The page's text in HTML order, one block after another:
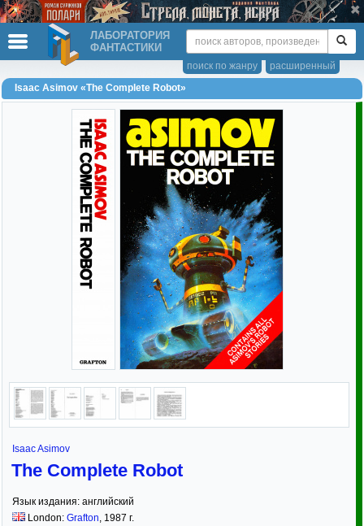
ЛАБОРАТОРИЯ
ФАНТАСТИКИ
расширенный
поиск по жанру
Isaac Asimov «The Complete Robot»
Isaac Asimov
The Complete Robot
Язык издания: английский
London: Grafton, 1987 г.